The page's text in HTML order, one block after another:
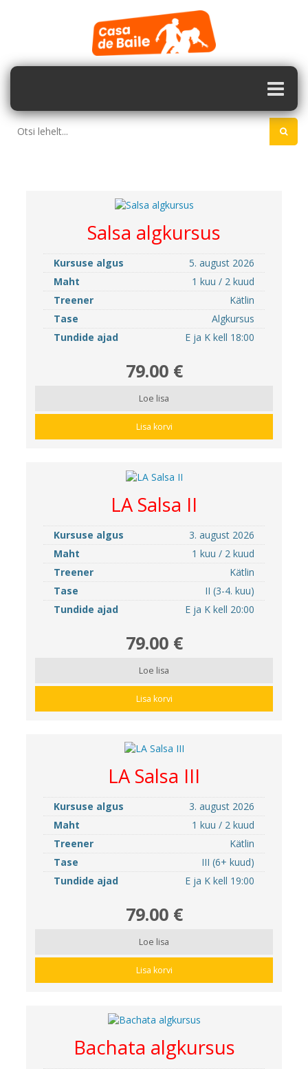
Salsa algkursus
Kursuse algus
5. august 2026
Maht
1 kuu / 2 kuud
Treener
Kätlin
Tase
Algkursus
Tundide ajad
E ja K kell 18:00
79.00 €
Loe lisa
Lisa korvi
LA Salsa II
Kursuse algus
3. august 2026
Maht
1 kuu / 2 kuud
Treener
Kätlin
Tase
II (3-4. kuu)
Tundide ajad
E ja K kell 20:00
79.00 €
Loe lisa
Lisa korvi
LA Salsa III
Kursuse algus
3. august 2026
Maht
1 kuu / 2 kuud
Treener
Kätlin
Tase
III (6+ kuud)
Tundide ajad
E ja K kell 19:00
79.00 €
Loe lisa
Lisa korvi
Bachata algkursus